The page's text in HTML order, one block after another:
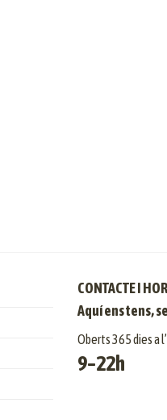
CONTACTE I
Aquí ens tens,
Oberts 365 dies a
9–22h